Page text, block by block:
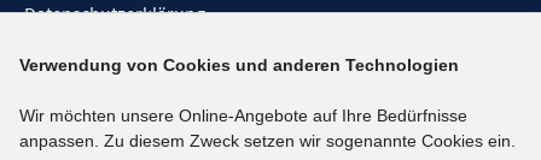
Datenschutzerklärung
Barrieren melden
Social-Media-Kanäle
Verwendung von Cookies und anderen Technologien
Wir möchten unsere Online-Angebote auf Ihre Bedürfnisse
anpassen. Zu diesem Zweck setzen wir sogenannte Cookies ein.